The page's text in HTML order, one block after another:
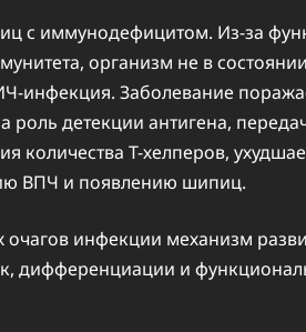
с иммунодефицитом. Из-за
организм не в
инфекция. Заболевание
роль детекции антигена,
количества Т-хелперов,
ВПЧ и появлению шипиц.
очагов инфекции механизм
дифференциации и